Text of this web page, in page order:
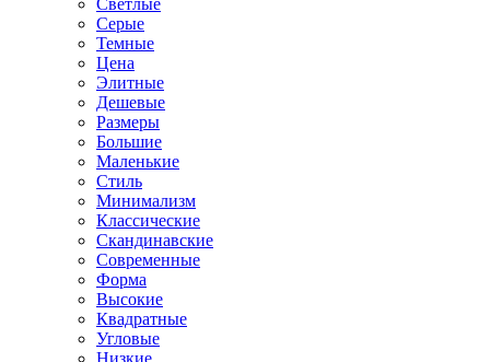
Светлые
Серые
Темные
Цена
Элитные
Дешевые
Размеры
Большие
Маленькие
Стиль
Минимализм
Классические
Скандинавские
Современные
Форма
Высокие
Квадратные
Угловые
Низкие